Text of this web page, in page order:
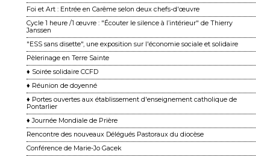
Foi et Art : Entrée en Carême selon deux chefs-d'œuvre
Cycle 1 heure /1 œuvre : "Écouter le silence à l’intérieur" de Thierry
Janssen
"ESS sans disette", une exposition sur l'économie sociale et solidaire
Pèlerinage en Terre Sainte
♦ Soirée solidaire CCFD
♦ Réunion de doyenné
♦ Portes ouvertes aux établissement d'enseignement catholique de
Pontarlier
♦ Journée Mondiale de Prière
Rencontre des nouveaux Délégués Pastoraux du diocèse
Conférence de Marie-Jo Gacek